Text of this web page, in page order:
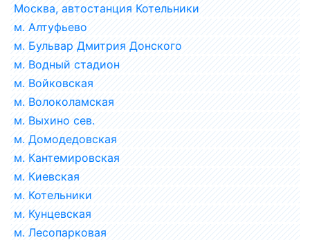
Москва, автостанция Котельники
м. Алтуфьево
м. Бульвар Дмитрия Донского
м. Водный стадион
м. Войковская
м. Волоколамская
м. Выхино сев.
м. Домодедовская
м. Кантемировская
м. Киевская
м. Котельники
м. Кунцевская
м. Лесопарковая